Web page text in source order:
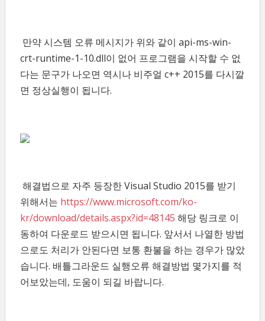
만약 시스템 오류 메시지가 위와 같이 api-ms-win-
crt-runtime-1-10.dll이 없어 프로그램을 시작할 수 없
다는 문구가 나오면 역시나 비주얼 c++ 2015를 다시깔
면 정상실행이 됩니다.
해결법으로 자주 등장한 Visual Studio 2015를 받기
위해서는 https://www.microsoft.com/ko-
kr/download/details.aspx?id=48145 해당 링크로 이
동하여 다운로드 받으시면 됩니다. 앞서서 나열한 방법
으로도 처리가 안된다면 보통 환불을 하는 경우가 많았
습니다. 배틀그라운드 실행오류 해결방법 몇가지를 적
어보았는데, 도움이 되길 바랍니다.